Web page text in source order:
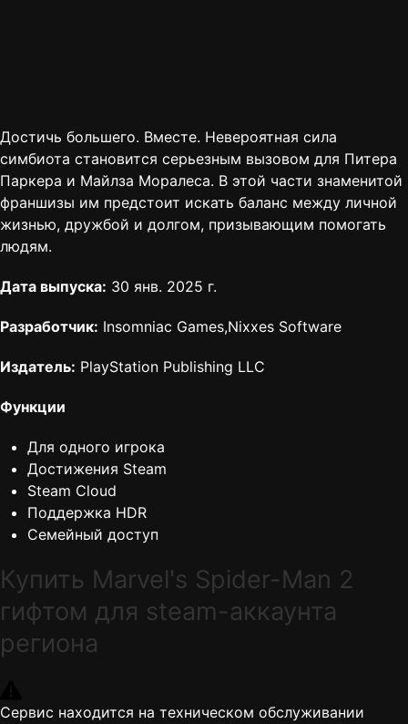
Достичь большего. Вместе. Невероятная сила
симбиота становится серьезным вызовом для Питера
Паркера и Майлза Моралеса. В этой части знаменитой
франшизы им предстоит искать баланс между личной
жизнью, дружбой и долгом, призывающим помогать
людям.
Дата выпуска: 30 янв. 2025 г.
Разработчик: Insomniac Games,Nixxes Software
Издатель: PlayStation Publishing LLC
Функции
Для одного игрока
Достижения Steam
Steam Cloud
Поддержка HDR
Семейный доступ
Купить Marvel's Spider-Man 2
гифтом для steam-аккаунта
региона
Сервис находится на техническом обслуживании